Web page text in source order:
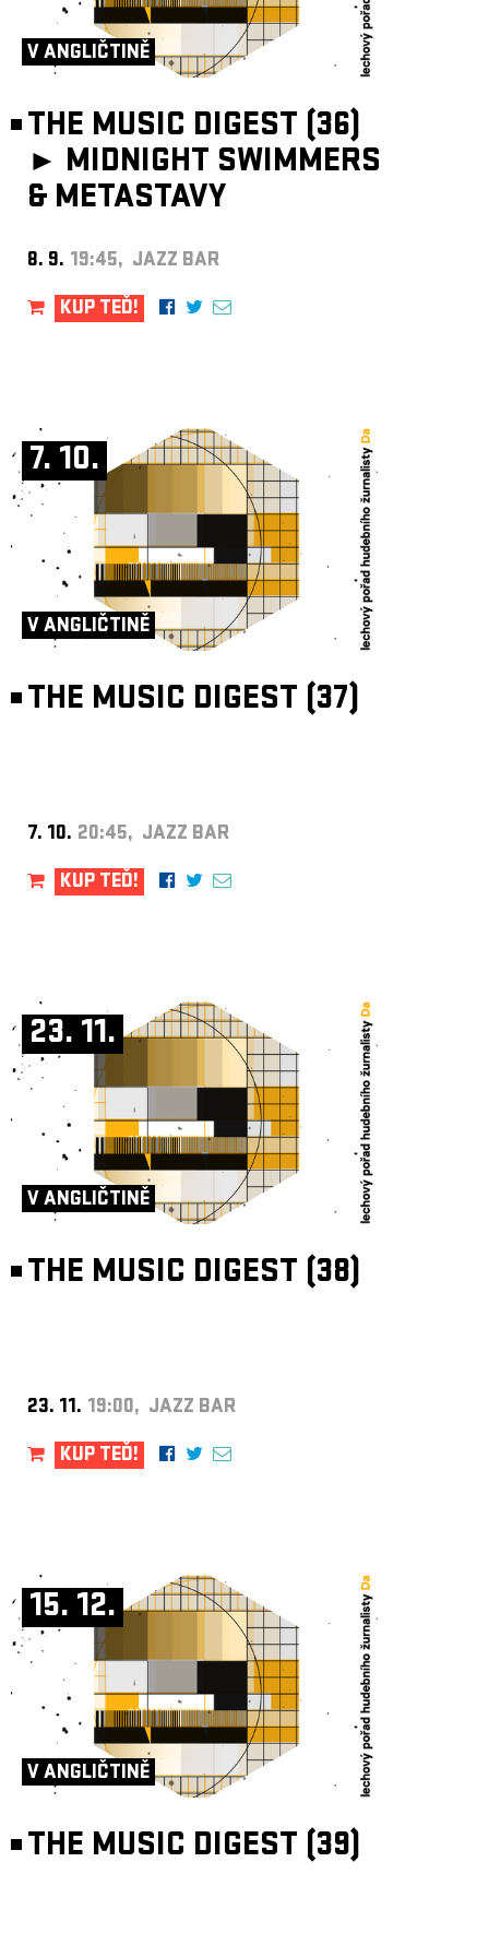
V ANGLIČTINĚ
THE MUSIC DIGEST (36)
► MIDNIGHT SWIMMERS
& METASTAVY
8. 9. 19:45, JAZZ BAR
KUP TEĎ!
7. 10.
V ANGLIČTINĚ
THE MUSIC DIGEST (37)
7. 10. 20:45, JAZZ BAR
KUP TEĎ!
23. 11.
V ANGLIČTINĚ
THE MUSIC DIGEST (38)
23. 11. 19:00, JAZZ BAR
KUP TEĎ!
15. 12.
V ANGLIČTINĚ
THE MUSIC DIGEST (39)